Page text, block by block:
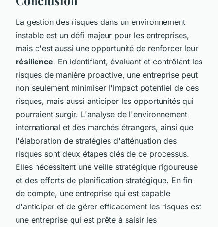
La gestion des risques dans un environnement
instable est un défi majeur pour les entreprises,
mais c'est aussi une opportunité de renforcer leur
résilience. En identifiant, évaluant et contrôlant les
risques de manière proactive, une entreprise peut
non seulement minimiser l'impact potentiel de ces
risques, mais aussi anticiper les opportunités qui
pourraient surgir. L'analyse de l'environnement
international et des marchés étrangers, ainsi que
l'élaboration de stratégies d'atténuation des
risques sont deux étapes clés de ce processus.
Elles nécessitent une veille stratégique rigoureuse
et des efforts de planification stratégique. En fin
de compte, une entreprise qui est capable
d'anticiper et de gérer efficacement les risques est
une entreprise qui est prête à saisir les